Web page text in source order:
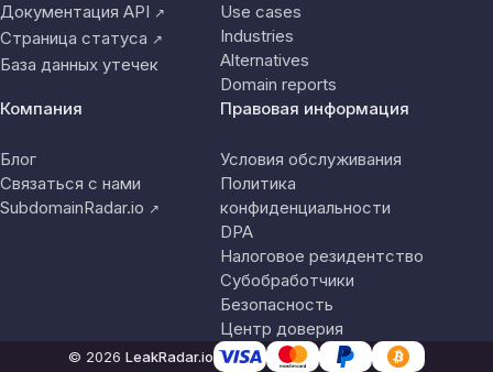
Документация API ↗
Страница статуса ↗
База данных утечек
Use cases
Industries
Alternatives
Domain reports
Компания
Блог
Связаться с нами
SubdomainRadar.io ↗
Правовая информация
Условия обслуживания
Политика
конфиденциальности
DPA
Налоговое резидентство
Субобработчики
Безопасность
Центр доверия
© 2026 LeakRadar.io